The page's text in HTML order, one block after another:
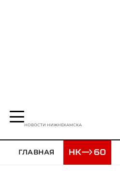
НОВОСТИ НИЖНЕКАМСКА
ГЛАВНАЯ